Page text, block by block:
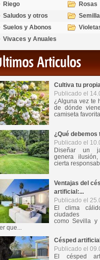
Riego
Rosas
Saludos y otros
temas
Suelos y Abonos
Vivaces y Anuales
Articulos
Cultiva tu
Publicado el
¿Alguna vez te
de dónde
camiseta
¿Qué debemos
Publicado el
Diseñar un
genera
cierta
Ventajas del
artificial:...
Publicado el
El clima
ciudades
como Sevilla y
que...
Césped
Publicado el
El césped